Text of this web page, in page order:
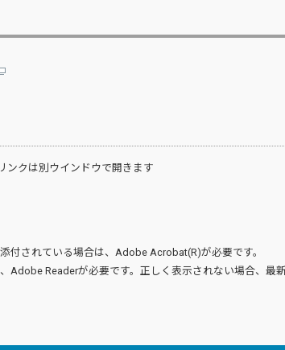
ンクは別ウインドウで開きます
付されている場合は、 Adobe Acrobat(R)が必要です。
Adobe Readerが必要です。正しく表示されない場合、最